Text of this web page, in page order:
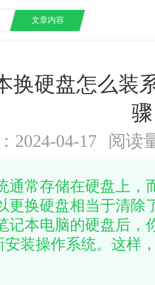
文章内容
换硬盘怎么装
骤
2024-04-17 阅读
通常存储在硬盘上，
更换硬盘相当于清除
记本电脑的硬盘后，
安装操作系统。这样